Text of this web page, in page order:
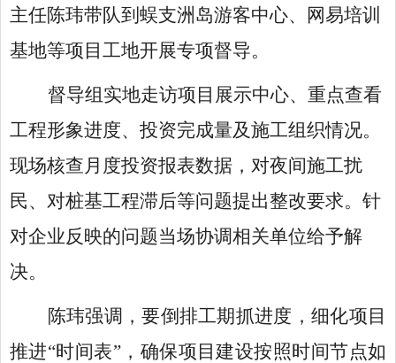
主任陈玮带队到蜈支洲岛游客中心、网易培训
基地等项目工地开展专项督导。
督导组实地走访项目展示中心、重点查看
工程形象进度、投资完成量及施工组织情况。
现场核查月度投资报表数据，对夜间施工扰
民、对桩基工程滞后等问题提出整改要求。针
对企业反映的问题当场协调相关单位给予解
决。
陈玮强调，要倒排工期抓进度，细化项目
推进“时间表”，确保项目建设按照时间节点如